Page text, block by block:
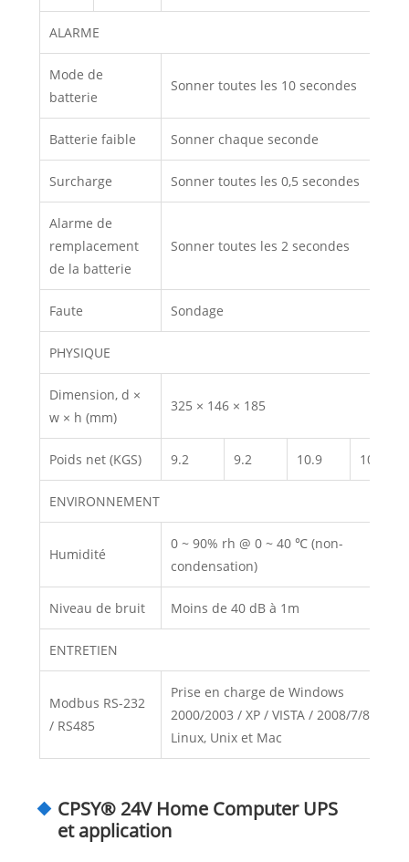
ALARME
Mode de
batterie
Sonner toutes les 10 secondes
Batterie faible Sonner chaque seconde
Surcharge Sonner toutes les 0,5 secondes
Alarme de
remplacement
de la batterie
Sonner toutes les 2 secondes
Faute Sondage
PHYSIQUE
Dimension, d ×
w × h (mm)
325 × 146 × 185
Poids net (KGS) 9.2 9.2 10.9 10.9
ENVIRONNEMENT
Humidité
0 ~ 90% rh @ 0 ~ 40 ℃ (non-
condensation)
Niveau de bruit Moins de 40 dB à 1m
ENTRETIEN
Modbus RS-232
/ RS485
Prise en charge de Windows
2000/2003 / XP / VISTA / 2008/7/8,
Linux, Unix et Mac
CPSY® 24V Home Computer UPS
et application